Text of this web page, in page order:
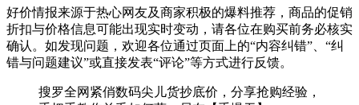
好价情报来源于热心网友及商家积极的爆料推荐，商品的促销
折扣与价格信息可能出现实时变动，请各位在购买前务必核实
确认。如发现问题，欢迎各位通过页面上的“内容纠错”、“纠
错与问题建议”或直接发表“评论”等方式进行反馈。
搜罗全网紧俏数码尖儿货抄底价，分享抢购经验，